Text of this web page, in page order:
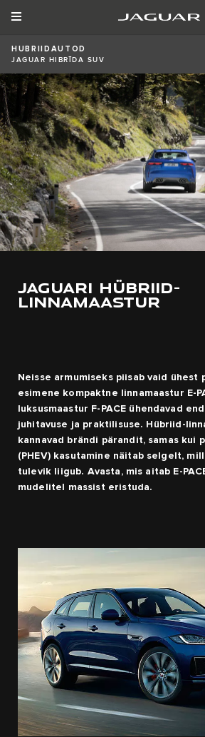
HUBRIIDAUTOD
JAGUAR HIBRĪDA SUV
JAGUARI HÜBRIID-
LINNAMAASTUR
Neisse armumiseks piisab vaid ühest
esimene kompaktne linnamaastur E-
luksusmaastur F-PACE ühendavad
juhitavuse ja praktilisuse. Hübriid-
kannavad brändi pärandit, samas kui
(PHEV) kasutamine näitab selgelt,
tulevik liigub. Avasta, mis aitab E-
mudelitel massist eristuda.